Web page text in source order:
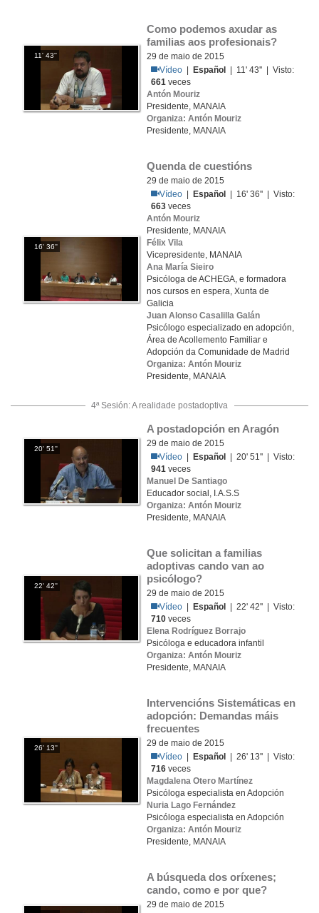
11' 43''
Como podemos axudar as
familias aos profesionais?
29 de maio de 2015
Vídeo
Español
| 11' 43'' | Visto:
661 veces
Antón Mouriz
Presidente, MANAIA
Organiza: Antón Mouriz
Presidente, MANAIA
16' 36''
Quenda de cuestións
29 de maio de 2015
Vídeo
Español
| 16' 36'' | Visto:
663 veces
Antón Mouriz
Presidente, MANAIA
Félix Vila
Vicepresidente, MANAIA
Ana María Sieiro
Psicóloga de ACHEGA, e formadora
nos cursos en espera, Xunta de
Galicia
Juan Alonso Casalilla Galán
Psicólogo especializado en adopción,
Área de Acollemento Familiar e
Adopción da Comunidade de Madrid
Organiza: Antón Mouriz
Presidente, MANAIA
4ª Sesión: A realidade postadoptiva
20' 51''
A postadopción en Aragón
29 de maio de 2015
Vídeo
Español
| 20' 51'' | Visto:
941 veces
Manuel De Santiago
Educador social, I.A.S.S
Organiza: Antón Mouriz
Presidente, MANAIA
22' 42''
Que solicitan a familias
adoptivas cando van ao
psicólogo?
29 de maio de 2015
Vídeo
Español
| 22' 42'' | Visto:
710 veces
Elena Rodríguez Borrajo
Psicóloga e educadora infantil
Organiza: Antón Mouriz
Presidente, MANAIA
26' 13''
Intervencións Sistemáticas en
adopción: Demandas máis
frecuentes
29 de maio de 2015
Vídeo
Español
| 26' 13'' | Visto:
716 veces
Magdalena Otero Martínez
Psicóloga especialista en Adopción
Nuria Lago Fernández
Psicóloga especialista en Adopción
Organiza: Antón Mouriz
Presidente, MANAIA
A búsqueda dos oríxenes;
cando, como e por que?
29 de maio de 2015